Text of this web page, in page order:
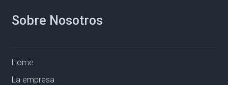
Sobre Nosotros
Home
La empresa